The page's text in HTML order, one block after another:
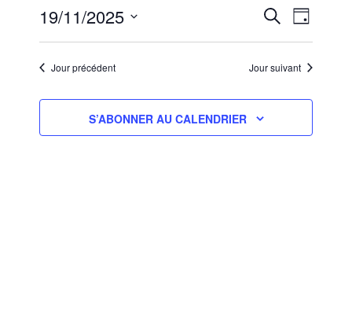
RECHERCHE
NAVIGATION
DE
RECHERCHE
DE
VUES
JOUR
19/11/2025
Sélectionnez
date.
Jour précédent Jour suivant
S’ABONNER AU CALENDRIER